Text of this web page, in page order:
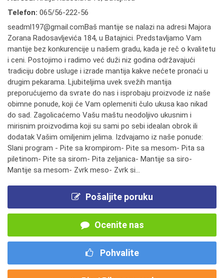
Telefon: 065/56-222-56
seadml197@gmail.comBaš mantije se nalazi na adresi Majora
Zorana Radosavljevića 184, u Batajnici. Predstavljamo Vam
mantije bez konkurencije u našem gradu, kada je reč o kvalitetu
i ceni. Postojimo i radimo već duži niz godina održavajući
tradiciju dobre usluge i izrade mantija kakve nećete pronaći u
drugim pekarama. Ljubiteljima uvek svežih mantija
preporućujemo da svrate do nas i isprobaju proizvode iz naše
obimne ponude, koji će Vam oplemeniti čulo ukusa kao nikad
do sad. Zagolicaćemo Vašu maštu neodoljivo ukusnim i
mirisnim proizvodima koji su sami po sebi idealan obrok ili
dodatak Vašim omiljenim jelima. Izdvajamo iz naše ponude:
Slani program - Pite sa krompirom- Pite sa mesom- Pita sa
piletinom- Pite sa sirom- Pita zeljanica- Mantije sa siro-
Mantije sa mesom- Zvrk meso- Zvrk si...
Pošaljite poruku
Ocenite nas
Pohvalite